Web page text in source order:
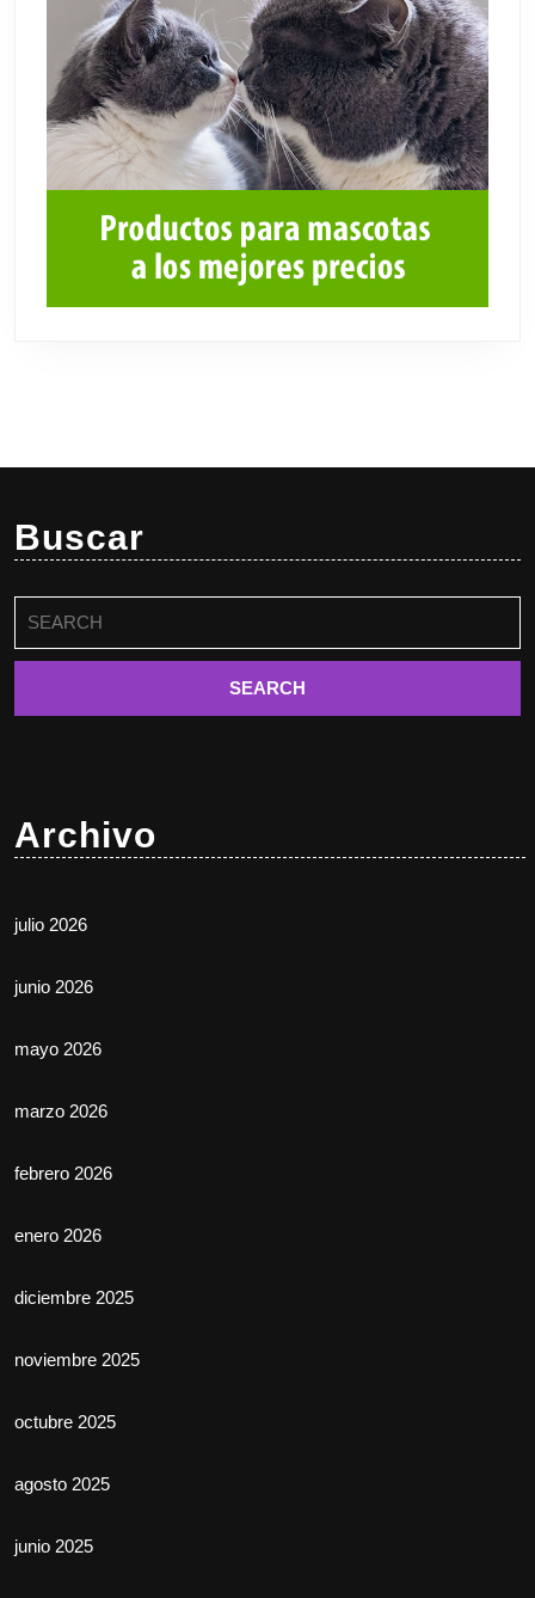
Buscar
Archivo
julio 2026
junio 2026
mayo 2026
marzo 2026
febrero 2026
enero 2026
diciembre 2025
noviembre 2025
octubre 2025
agosto 2025
junio 2025